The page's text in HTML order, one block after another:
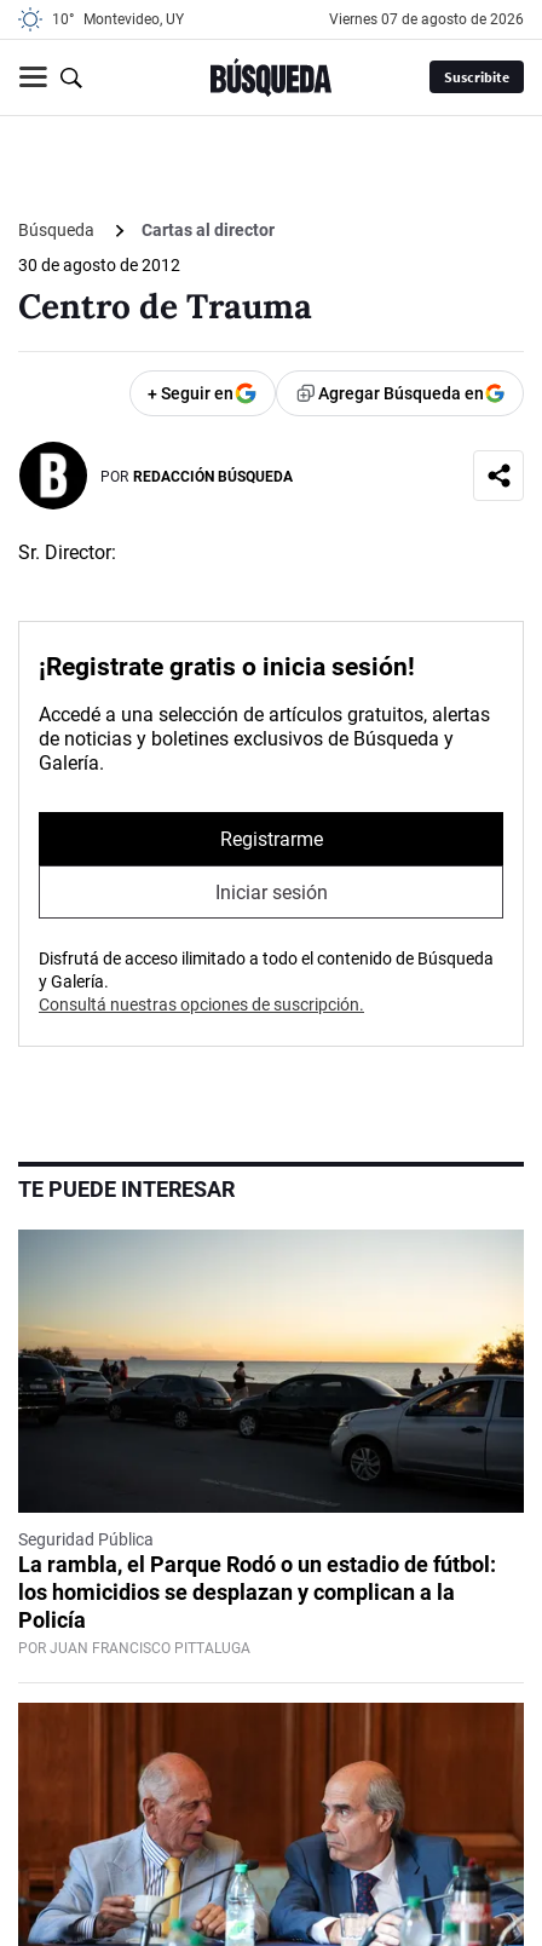
10° Montevideo, UY viernes 07 de agosto de 2026
Suscribite
Búsqueda
Cartas al director
30 de agosto de 2012
Centro de Trauma
+ Seguir en Agregar Búsqueda en
POR REDACCIÓN BÚSQUEDA
Sr. Director:
¡Registrate gratis o inicia sesión!
Accedé a una selección de artículos gratuitos, alertas
de noticias y boletines exclusivos de Búsqueda y
Galería.
Registrarme
Iniciar sesión
Disfrutá de acceso ilimitado a todo el contenido de Búsqueda
y Galería.
Consultá nuestras opciones de suscripción.
TE PUEDE INTERESAR
Seguridad Pública
La rambla, el Parque Rodó o un estadio de fútbol:
los homicidios se desplazan y complican a la
Policía
POR JUAN FRANCISCO PITTALUGA